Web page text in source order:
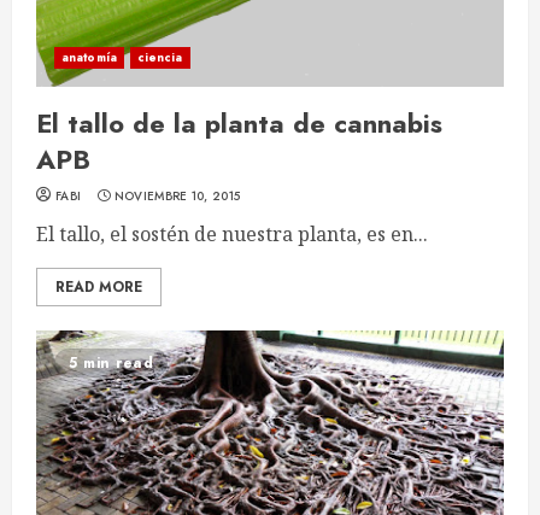
anatomía ciencia
El tallo de la planta de cannabis
APB
FABI NOVIEMBRE 10, 2015
El tallo, el sostén de nuestra planta, es en...
READ MORE
5 min read